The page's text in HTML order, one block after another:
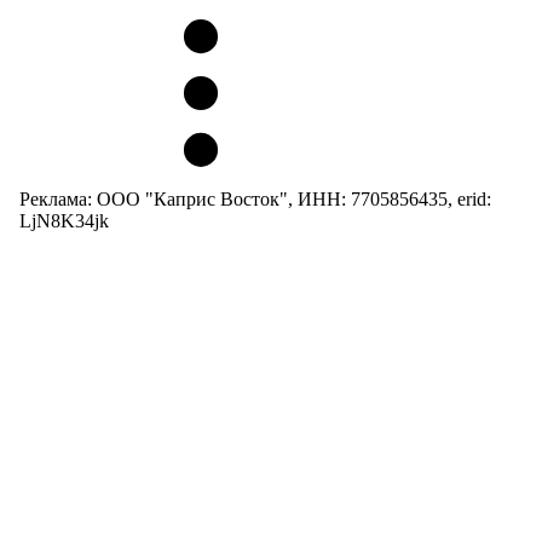
Реклама: ООО "Каприс Восток", ИНН: 7705856435, erid:
LjN8K34jk